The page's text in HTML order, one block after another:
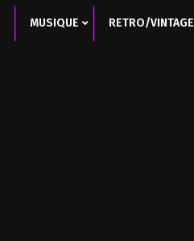
MUSIQUE RETRO/VINTAGE